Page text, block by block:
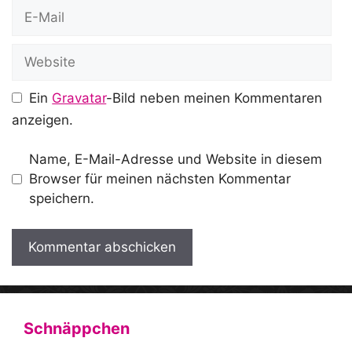
Mail
Ein Gravatar-Bild neben meinen Kommentaren
anzeigen.
Name, E-Mail-Adresse und Website in diesem
Browser für meinen nächsten Kommentar
speichern.
A
Schnäppchen